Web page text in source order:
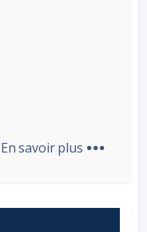
En savoir plus ...